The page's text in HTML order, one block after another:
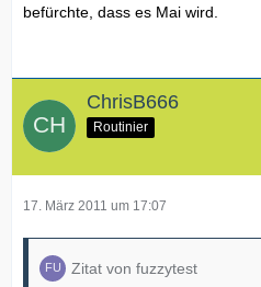
befürchte, dass es Mai wird.
ChrisB666
Routinier
17. März 2011 um 17:07
Zitat von fuzzytest